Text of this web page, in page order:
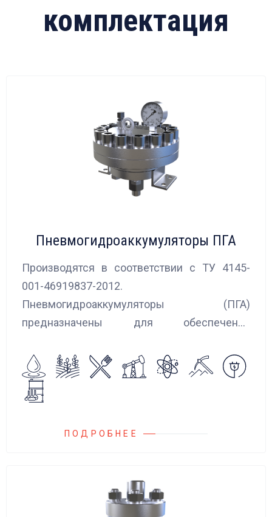
комплектация
Пневмогидроаккумуляторы ПГА
Производятся в соответствии с ТУ 4145-
001-46919837-2012.
Пневмогидроаккумуляторы (ПГА)
предназначены для обеспечения
колебаний потока жидкости, возникающих в
гидравлических системах.
ПОДРОБНЕЕ